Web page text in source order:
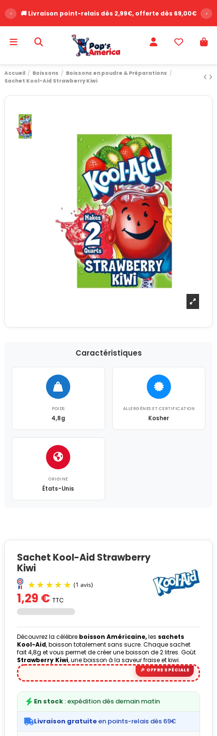
‹ 🚚 Livraison point-relais dès 2,99€, offerte dès 69,00€ ›
Accueil Boissons
Boissons en poudre & Préparations
Sachet Kool-Aid Strawberry Kiwi
Caractéristiques
POIDS
4,8g
ALLERGÈNES ET CERTIFICATION
Kosher
ORIGINE
États-Unis
Sachet Kool-Aid Strawberry
Kiwi
1,29 € TTC
Découvrez la célèbre boisson Américaine,les sachets
Kool-Aid, boisson totalement sans sucre. Chaque sachet
fait 4,8g et vous permet de créer une boisson de 2 litres. Goût
Strawberry Kiwi, une boisson à la saveur fraise et kiwi.
En stock : expédition dès demain matin
Livraison gratuiteen points-relais dès 69€